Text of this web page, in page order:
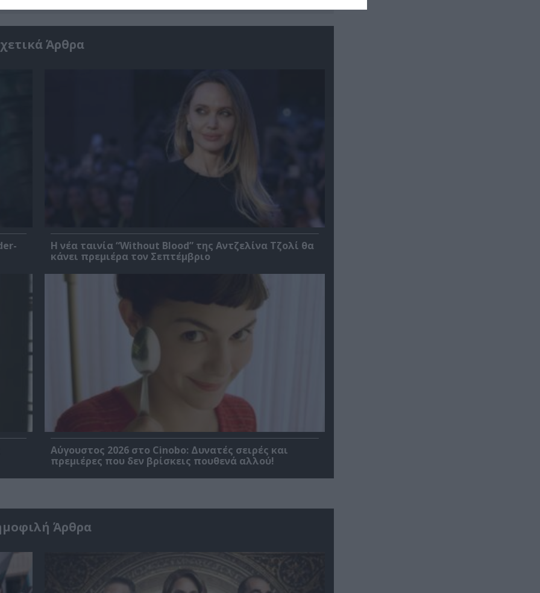
Άρθρα
Η νέα ταινία “Without Blood” της Αντζελίνα Τζολί θα
κάνει πρεμιέρα τον Σεπτέμβριο
Αύγουστος 2026 στο Cinobo: Δυνατές σειρές και
πρεμιέρες που δεν βρίσκεις πουθενά αλλού!
Άρθρα